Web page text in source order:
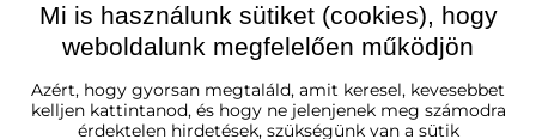
Mi is használunk sütiket (cookies), hogy
weboldalunk megfelelően működjön
Azért, hogy gyorsan megtaláld, amit keresel, kevesebbet
kelljen kattintanod, és hogy ne jelenjenek meg számodra
érdektelen hirdetések, szükségünk van a sütik